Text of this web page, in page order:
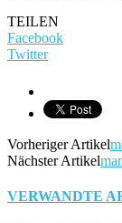
TEILEN
Facebook
Twitter
Vorheriger Artikel
Nächster Artikel
VERWANDTE